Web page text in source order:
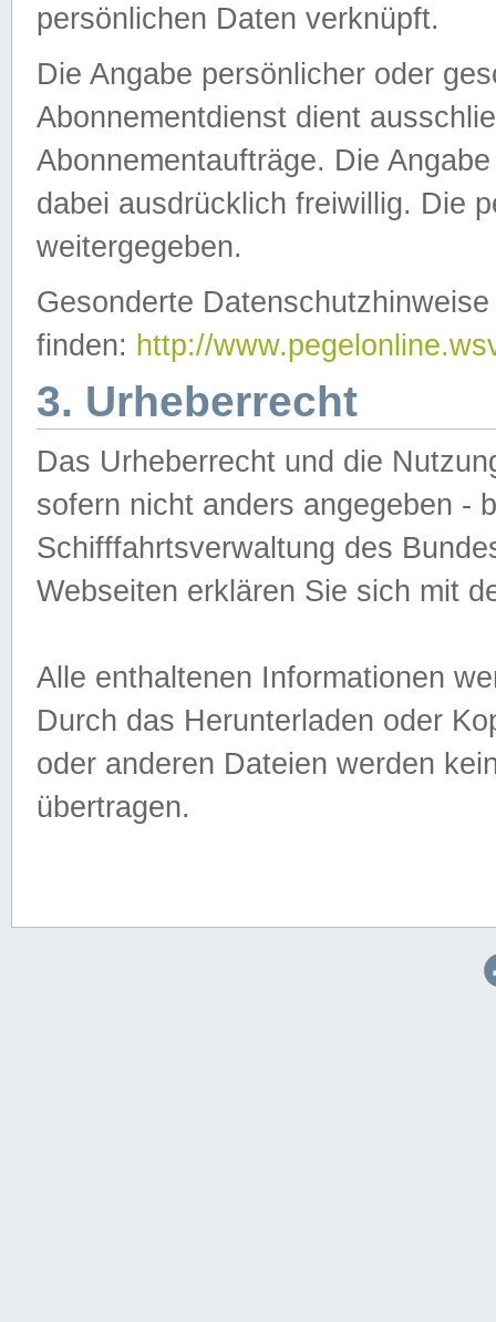
persönlichen Daten verknüpft.
Die Angabe persönlicher oder
Abonnementdienst dient
Abonnementaufträge. Die
dabei ausdrücklich freiwillig. Die
weitergegeben.
Gesonderte
finden: http://
3. Urheberrecht
Das Urheberrecht und die
sofern nicht anders angegeben -
Schifffahrtsverwaltung des
Webseiten erklären Sie sich mit
Alle enthaltenen Informationen
Durch das Herunterladen oder
oder anderen Dateien werden
übertragen.